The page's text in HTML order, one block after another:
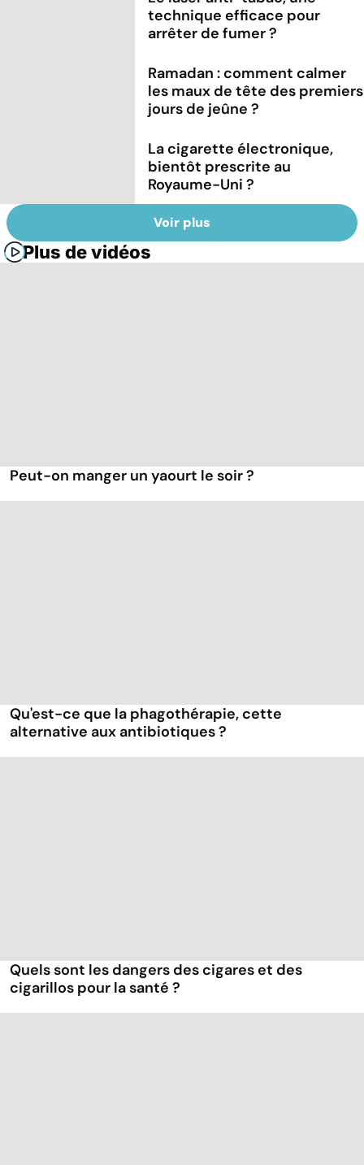
technique efficace pour
arrêter de fumer ?
Ramadan : comment calmer
les maux de tête des premiers
jours de jeûne ?
La cigarette électronique,
bientôt prescrite au
Royaume-Uni ?
Voir plus
Plus de vidéos
Peut-on manger un yaourt le soir ?
Qu'est-ce que la phagothérapie, cette
alternative aux antibiotiques ?
Quels sont les dangers des cigares et des
cigarillos pour la santé ?